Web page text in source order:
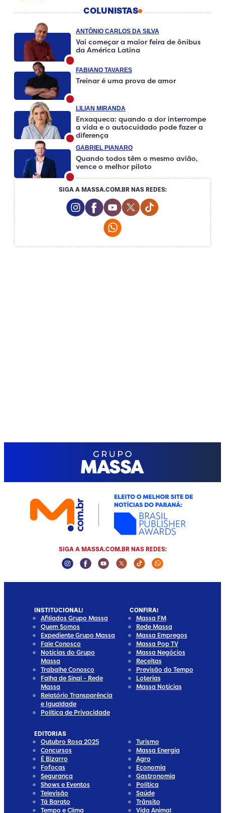
COLUNISTAS
ANTÔNIO CARLOS DA SILVA
Vai começar a maior feira de ônibus
da América Latina
FABIANO TAVARES
Treinar é uma prova de amor
LILIAN MIRANDA
Enxaqueca: quando a dor interrompe
a vida e o autocuidado pode fazer a
diferença
GABRIEL PIANARO
Quando todos têm o mesmo avião,
vence o melhor piloto
SIGA A MASSA.COM.BR NAS REDES:
Instagram Social Media
Facebook Social Media
Youtube Social Media
Twitter Social Media
Tiktok Social
SIGA A MASSA.COM.BR NAS REDES:
Instagram Social Media
Facebook Social Media
Youtube Social Media
Twitter Social Media
Tiktok Social Media
Whatsapp
INSTITUCIONAL!
Afiliados Grupo Massa
Quem Somos
Expediente Grupo Massa
Fale Conosco
Notícias do Grupo
Massa
Trabalhe Conosco
Falha de Sinal - Rede
Massa
Relatório Transparência
e Igualdade
Política de Privacidade
CONFIRA!
Massa FM
Rede Massa
Massa Empregos
Massa Pop TV
Massa Negócios
Receitas
Previsão do Tempo
Loterias
Massa Notícias
EDITORIAS
Outubro Rosa 2025
Concursos
É Bizarro
Fofocas
Segurança
Shows e Eventos
Televisão
Tá Barato
Tempo e Clima
Turismo
Massa Energia
Agro
Economia
Gastronomia
Política
Saúde
Trânsito
Vida Animal